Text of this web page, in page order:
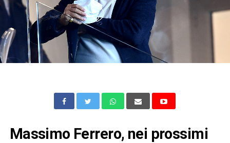
Massimo Ferrero, nei prossimi